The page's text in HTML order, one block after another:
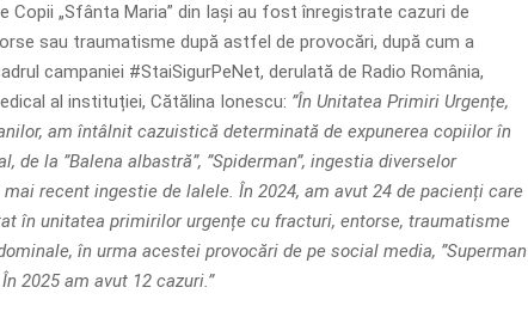
Copii „Sfânta Maria” din Iași au fost înregistrate cazuri de
sau traumatisme după astfel de provocări, după cum a
campaniei #StaiSigurPeNet, derulată de Radio România,
al instituției, Cătălina Ionescu: ”În Unitatea Primiri Urgențe,
am întâlnit cazuistică determinată de expunerea copiilor în
de la ”Balena albastră”, ”Spiderman”, ingestia diverselor
mai recent ingestie de lalele. În 2024, am avut 24 de pacienți care
în unitatea primirilor urgențe cu fracturi, entorse, traumatisme
în urma acestei provocări de pe social media, ”Superman
2025 am avut 12 cazuri.”